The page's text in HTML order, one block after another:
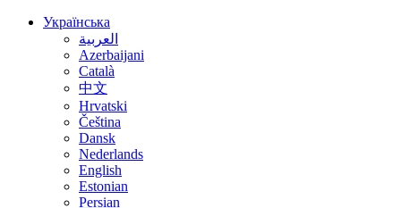
Українська
العربية
Azerbaijani
Català
中文
Hrvatski
Čeština
Dansk
Nederlands
English
Estonian
Persian